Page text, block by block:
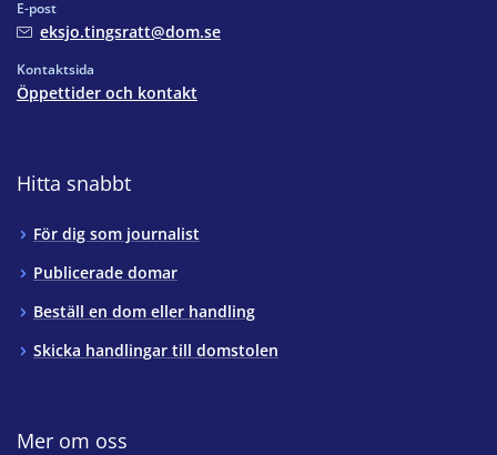
E-post
eksjo.tingsratt@dom.se
Kontaktsida
Öppettider och kontakt
Hitta snabbt
För dig som journalist
Publicerade domar
Beställ en dom eller handling
Skicka handlingar till domstolen
Mer om oss